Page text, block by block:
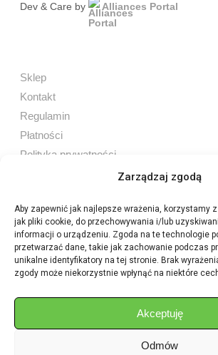
Zarządzaj zgodą
Aby zapewnić jak najlepsze wrażenia, korzystamy
jak pliki cookie, do przechowywania i/lub
informacji o urządzeniu. Zgoda na te technologie
przetwarzać dane, takie jak zachowanie podczas
unikalne identyfikatory na tej stronie. Brak
zgody może niekorzystnie wpłynąć na niektóre
Akceptuję
Odmów
Dev & Care by Alliances Portal
Sklep
Kontakt
Regulamin
Płatności
Polityka prywatności
Sprzedaż internetowa
Tel:605 603 753
Sprzedaż detaliczna
aukcje.agrohurt@gmail.com